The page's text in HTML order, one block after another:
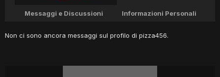
Messaggi e Discussioni Informazioni Personali
Non ci sono ancora messaggi sul profilo di pizza456.